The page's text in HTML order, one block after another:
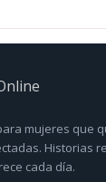
mujeres que
Historias
cada día.